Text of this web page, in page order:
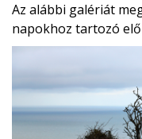
Az alábbi galériát
napokhoz tartozó